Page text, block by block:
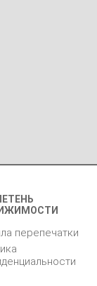
перепечатки